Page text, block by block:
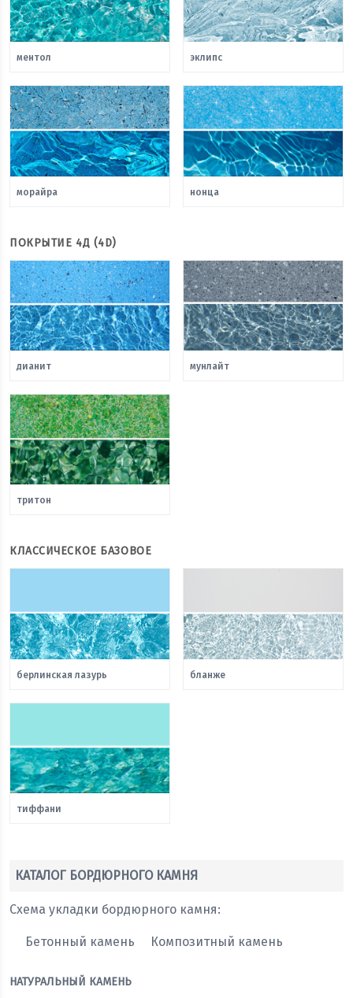
ментол эклипс
морайра нонца
ПОКРЫТИЕ 4Д (4D)
дианит мунлайт
тритон
КЛАССИЧЕСКОЕ БАЗОВОЕ
берлинская лазурь бланже
тиффани
КАТАЛОГ БОРДЮРНОГО КАМНЯ
Схема укладки бордюрного камня:
Бетонный камень Композитный камень
НАТУРАЛЬНЫЙ КАМЕНЬ